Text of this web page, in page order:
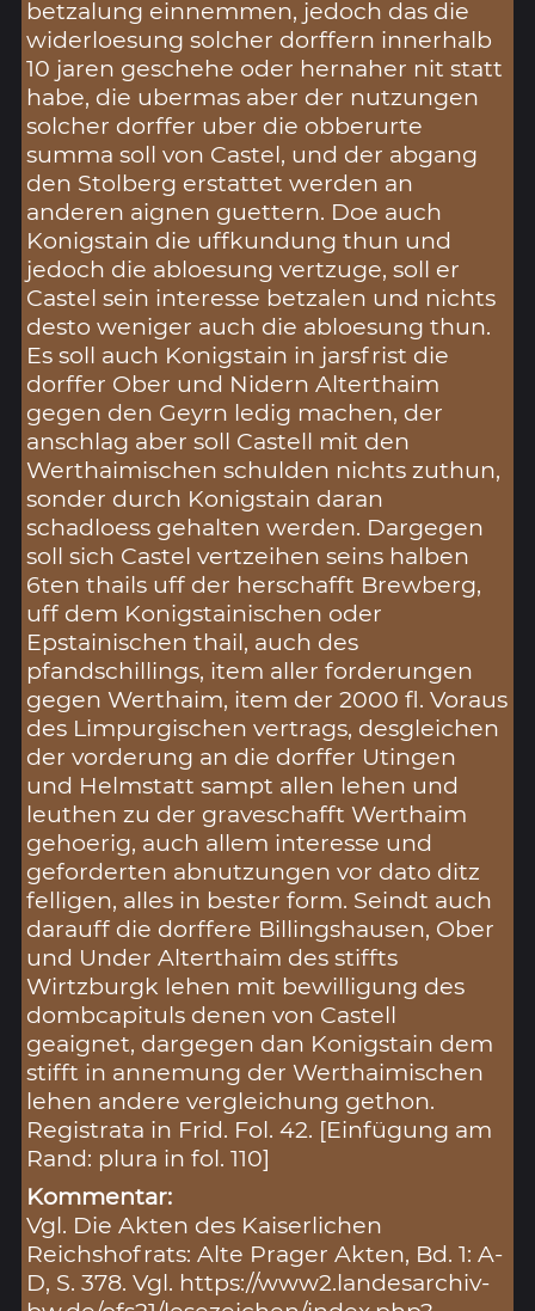
betzalung einnemmen, jedoch das die
widerloesung solcher dorffern innerhalb
10 jaren geschehe oder hernaher nit statt
habe, die ubermas aber der nutzungen
solcher dorffer uber die obberurte
summa soll von Castel, und der abgang
den Stolberg erstattet werden an
anderen aignen guettern. Doe auch
Konigstain die uffkundung thun und
jedoch die abloesung vertzuge, soll er
Castel sein interesse betzalen und nichts
desto weniger auch die abloesung thun.
Es soll auch Konigstain in jarsfrist die
dorffer Ober und Nidern Alterthaim
gegen den Geyrn ledig machen, der
anschlag aber soll Castell mit den
Werthaimischen schulden nichts zuthun,
sonder durch Konigstain daran
schadloess gehalten werden. Dargegen
soll sich Castel vertzeihen seins halben
6ten thails uff der herschafft Brewberg,
uff dem Konigstainischen oder
Epstainischen thail, auch des
pfandschillings, item aller forderungen
gegen Werthaim, item der 2000 fl. Voraus
des Limpurgischen vertrags, desgleichen
der vorderung an die dorffer Utingen
und Helmstatt sampt allen lehen und
leuthen zu der graveschafft Werthaim
gehoerig, auch allem interesse und
geforderten abnutzungen vor dato ditz
felligen, alles in bester form. Seindt auch
darauff die dorffere Billingshausen, Ober
und Under Alterthaim des stiffts
Wirtzburgk lehen mit bewilligung des
dombcapituls denen von Castell
geaignet, dargegen dan Konigstain dem
stifft in annemung der Werthaimischen
lehen andere vergleichung gethon.
Registrata in Frid. Fol. 42. [Einfügung am
Rand: plura in fol. 110]
Kommentar:
Vgl. Die Akten des Kaiserlichen
Reichshofrats: Alte Prager Akten, Bd. 1: A-
D, S. 378. Vgl. https://www2.landesarchiv-